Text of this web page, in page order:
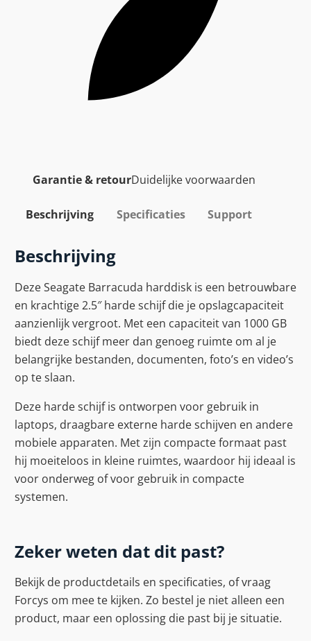
Garantie & retourDuidelijke voorwaarden
Beschrijving Specificaties Support
Beschrijving
Deze Seagate Barracuda harddisk is een betrouwbare
en krachtige 2.5″ harde schijf die je opslagcapaciteit
aanzienlijk vergroot. Met een capaciteit van 1000 GB
biedt deze schijf meer dan genoeg ruimte om al je
belangrijke bestanden, documenten, foto’s en video’s
op te slaan.
Deze harde schijf is ontworpen voor gebruik in
laptops, draagbare externe harde schijven en andere
mobiele apparaten. Met zijn compacte formaat past
hij moeiteloos in kleine ruimtes, waardoor hij ideaal is
voor onderweg of voor gebruik in compacte
systemen.
Zeker weten dat dit past?
Bekijk de productdetails en specificaties, of vraag
Forcys om mee te kijken. Zo bestel je niet alleen een
product, maar een oplossing die past bij je situatie.